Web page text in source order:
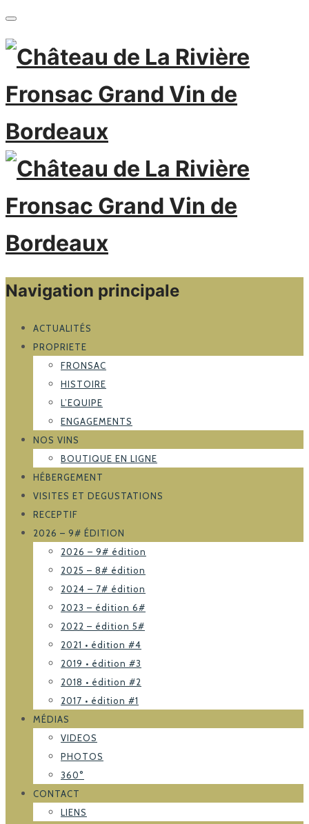
Navigation principale
ACTUALITÉS
PROPRIETE
FRONSAC
HISTOIRE
L’EQUIPE
ENGAGEMENTS
NOS VINS
BOUTIQUE EN LIGNE
HÉBERGEMENT
VISITES ET DEGUSTATIONS
RECEPTIF
2026 – 9# ÉDITION
2026 – 9# édition
2025 – 8# édition
2024 – 7# édition
2023 – édition 6#
2022 – édition 5#
2021 • édition #4
2019 • édition #3
2018 • édition #2
2017 • édition #1
MÉDIAS
VIDEOS
PHOTOS
360°
CONTACT
LIENS